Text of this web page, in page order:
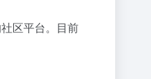
区平台。目前